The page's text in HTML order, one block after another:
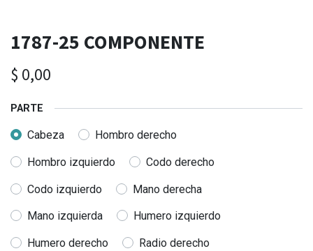
1787-25 COMPONENTE
$ 0,00
PARTE
Cabeza Hombro derecho
Hombro izquierdo Codo derecho
Codo izquierdo Mano derecha
Mano izquierda Humero izquierdo
Humero derecho Radio derecho